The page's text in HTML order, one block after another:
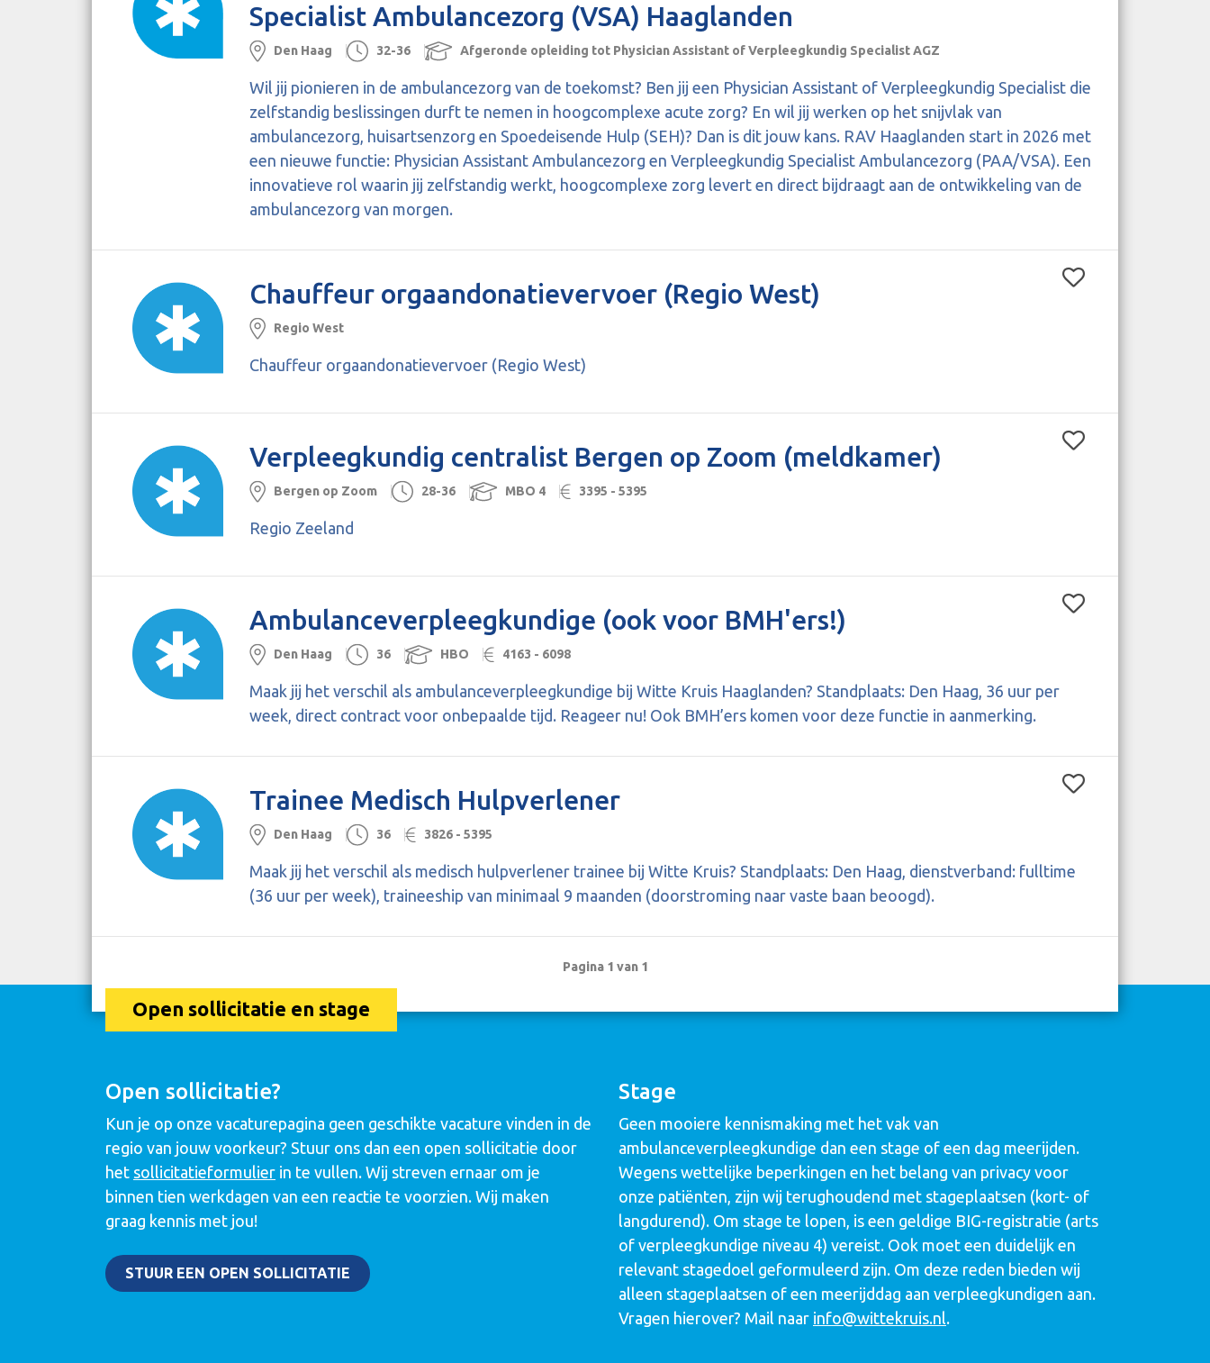
Specialist Ambulancezorg (VSA) Haaglanden
Den Haag 32-36 Afgeronde opleiding tot Physician Assistant of Verpleegkundig Specialist AGZ
Wil jij pionieren in de ambulancezorg van de toekomst? Ben jij een Physician Assistant of Verpleegkundig Specialist die
zelfstandig beslissingen durft te nemen in hoogcomplexe acute zorg? En wil jij werken op het snijvlak van
ambulancezorg, huisartsenzorg en Spoedeisende Hulp (SEH)? Dan is dit jouw kans. RAV Haaglanden start in 2026 met
een nieuwe functie: Physician Assistant Ambulancezorg en Verpleegkundig Specialist Ambulancezorg (PAA/VSA). Een
innovatieve rol waarin jij zelfstandig werkt, hoogcomplexe zorg levert en direct bijdraagt aan de ontwikkeling van de
ambulancezorg van morgen.
Chauffeur orgaandonatievervoer (Regio West)
Regio West
Chauffeur orgaandonatievervoer (Regio West)
Verpleegkundig centralist Bergen op Zoom (meldkamer)
Bergen op Zoom 28-36 MBO 4 3395 - 5395
Regio Zeeland
Ambulanceverpleegkundige (ook voor BMH'ers!)
Den Haag 36 HBO 4163 - 6098
Maak jij het verschil als ambulanceverpleegkundige bij Witte Kruis Haaglanden? Standplaats: Den Haag, 36 uur per
week, direct contract voor onbepaalde tijd. Reageer nu! Ook BMH’ers komen voor deze functie in aanmerking.
Trainee Medisch Hulpverlener
Den Haag 36 3826 - 5395
Maak jij het verschil als medisch hulpverlener trainee bij Witte Kruis? Standplaats: Den Haag, dienstverband: fulltime
(36 uur per week), traineeship van minimaal 9 maanden (doorstroming naar vaste baan beoogd).
Pagina 1 van 1
Open sollicitatie en stage
Open sollicitatie?
Kun je op onze vacaturepagina geen geschikte vacature vinden in de
regio van jouw voorkeur? Stuur ons dan een open sollicitatie door
het sollicitatieformulier in te vullen. Wij streven ernaar om je
binnen tien werkdagen van een reactie te voorzien. Wij maken
graag kennis met jou!
STUUR EEN OPEN SOLLICITATIE
Stage
Geen mooiere kennismaking met het vak van
ambulanceverpleegkundige dan een stage of een dag meerijden.
Wegens wettelijke beperkingen en het belang van privacy voor
onze patiënten, zijn wij terughoudend met stageplaatsen (kort- of
langdurend). Om stage te lopen, is een geldige BIG-registratie (arts
of verpleegkundige niveau 4) vereist. Ook moet een duidelijk en
relevant stagedoel geformuleerd zijn. Om deze reden bieden wij
alleen stageplaatsen of een meerijddag aan verpleegkundigen aan.
Vragen hierover? Mail naar info@wittekruis.nl.